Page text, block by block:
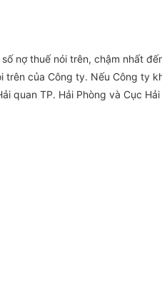
nợ thuế nói trên, chậm nhất
của Công ty. Nếu Công
quan TP. Hải Phòng và Cục